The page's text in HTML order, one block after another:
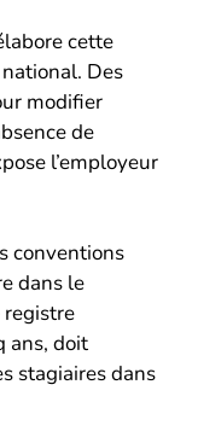
cette
Des
modifier
de
l’employeur
conventions
dans le
registre
ans, doit
stagiaires dans